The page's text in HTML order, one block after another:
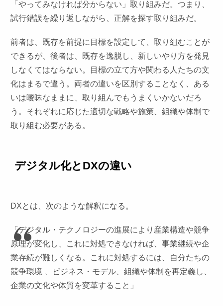
「やってみなければ分からない」取り組みだ。つまり、
試行錯誤を繰り返しながら、正解を探す取り組みだ。
前者は、既存を前提に目標を設定して、取り組むことが
できるが、後者は、既存を逸脱し、新しいやり方を発見
しなくてはならない。目標の立て方や関わる人たちの文
化はまるで違う。両者の違いを区別することなく、ある
いは曖昧なままに、取り組んでもうまくいかないだろ
う。それぞれに応じた適切な戦略や施策、組織や体制で
取り組む必要がある。
デジタル化とDXの違い
DXとは、次のような解釈になる。
「デジタル・テクノロジーの進展により産業構造や競争
原理が変化し、これに対処できなければ、事業継続や企
業存続が難しくなる。これに対処するには、自分たちの
競争環境 、ビジネス・モデル、組織や体制を再定義し、
企業の文化や体質を変革すること」